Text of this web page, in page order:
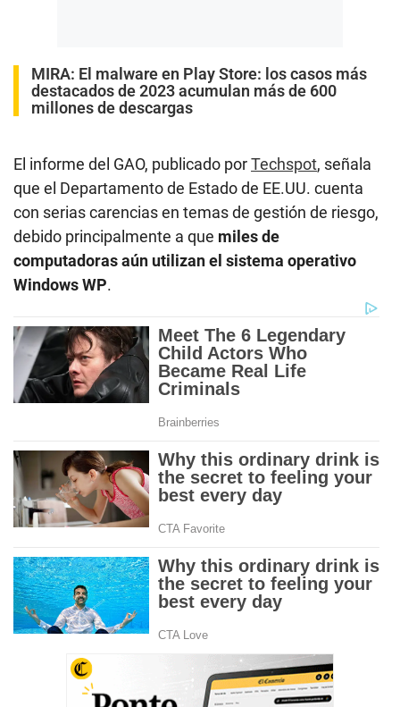
MIRA: El malware en Play Store: los casos más
destacados de 2023 acumulan más de 600
millones de descargas
El informe del GAO, publicado porTechspot, señala
que el Departamento de Estado de EE.UU. cuenta
con serias carencias en temas de gestión de riesgo,
debido principalmente a que miles de
computadoras aún utilizan el sistema operativo
Windows WP.